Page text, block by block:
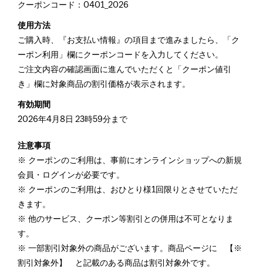
クーポンコード：0401_2026
使用方法
ご購入時、『お支払い情報』の項目まで進みましたら、「ク
ーポン利用」欄にクーポンコードを入力してください。
ご注文内容の確認画面に進んでいただくと「クーポン値引
き」欄に対象商品の割引価格が表示されます。
有効期間
2026年4月8日 23時59分まで
注意事項
クーポンのご利用は、事前にオンラインショップへの新規
会員・ログインが必要です。
クーポンのご利用は、おひとり様1回限りとさせていただ
きます。
他のサービス、クーポン等割引との併用は不可となりま
す。
一部割引対象外の商品がございます。商品ページに 【※
割引対象外】 と記載のある商品は割引対象外です。